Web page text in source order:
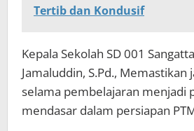
Tertib dan Kondusif
Kepala Sekolah SD 001
Jamaluddin, S.Pd., Memastikan
selama pembelajaran menjadi
mendasar dalam persiapan